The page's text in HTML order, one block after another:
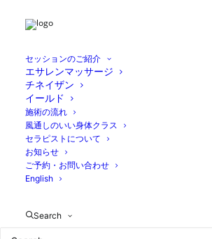
セッションのご紹介
エサレンマッサージ
チネイザン
イールド
施術の流れ
風通しのいい身体クラス
セラピストについて
お知らせ
ご予約・お問い合わせ
English
Search